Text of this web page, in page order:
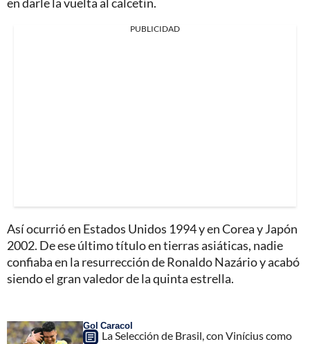
PUBLICIDAD
Así ocurrió en Estados Unidos 1994 y en Corea y Japón
2002. De ese último título en tierras asiáticas, nadie
confiaba en la resurrección de Ronaldo Nazário y acabó
siendo el gran valedor de la quinta estrella.
Gol Caracol
La Selección de Brasil, con Vinícius como